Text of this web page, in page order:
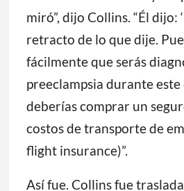
miró”, dijo Collins. “Él dijo:
retracto de lo que dije.
fácilmente que serás
preeclampsia durante
deberías comprar un
costos de transporte de
flight insurance)”.
Así fue. Collins fue